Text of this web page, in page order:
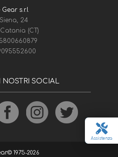
Assistenza
Gear s.r.l
24
(CT)
SOCIAL
© 1975-2026